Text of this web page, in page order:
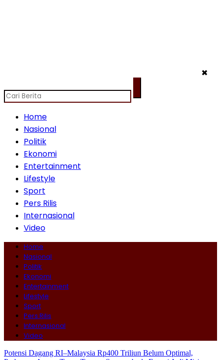
✖
Home
Nasional
Politik
Ekonomi
Entertainment
Lifestyle
Sport
Pers Rilis
Internasional
Video
Home
Nasional
Politik
Ekonomi
Entertainment
Lifestyle
Sport
Pers Rilis
Internasional
Video
Potensi Dagang RI–Malaysia Rp400 Triliun Belum Optimal,